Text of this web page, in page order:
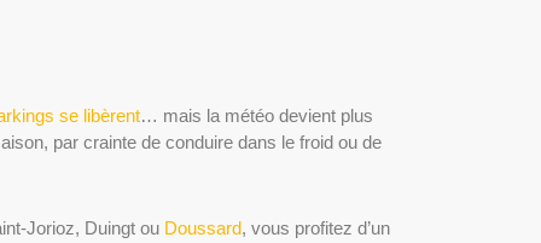
se libèrent… mais la météo devient plus
par crainte de conduire dans le froid ou de
Jorioz, Duingt ou Doussard, vous profitez d’un